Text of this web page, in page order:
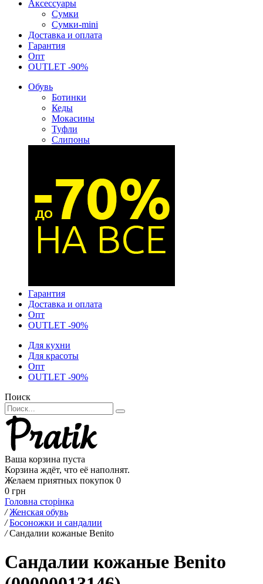
Аксессуары
Сумки
Сумки-mini
Доставка и оплата
Гарантия
Опт
OUTLET -90%
Обувь
Ботинки
Кеды
Мокасины
Туфли
Слипоны
Гарантия
Доставка и оплата
Опт
OUTLET -90%
Для кухни
Для красоты
Опт
OUTLET -90%
Поиск
Ваша корзина пуста
Корзина ждёт, что её наполнят.
Желаем приятных покупок 0
0 грн
Головна сторінка
/ Женская обувь
/ Босоножки и сандалии
/ Сандалии кожаные Benito
Сандалии кожаные Benito